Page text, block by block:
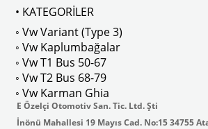
isteyenler için tercih edilir.
• KATEGORİLER
◦ Vw Variant (Type 3)
◦ Vw Kaplumbağalar
◦ Vw T1 Bus 50-67
◦ Vw T2 Bus 68-79
◦ Vw Karman Ghia
E Özelçi Otomotiv San. Tic. Ltd. Şti
İnönü Mahallesi 19 Mayıs Cad. No:15 34755